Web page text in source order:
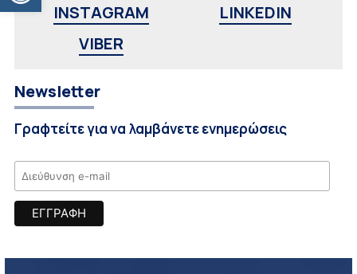
INSTAGRAM
LINKEDIN
VIBER
Newsletter
Γραφτείτε για να λαμβάνετε ενημερώσεις